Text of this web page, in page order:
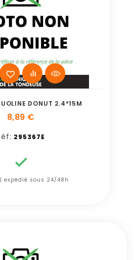
DONUT 2.4*15M
8,89 €
295367E

expédié sous 24/48h